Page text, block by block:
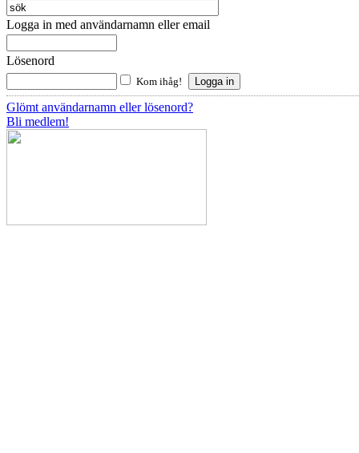
Logga in med användarnamn eller email
Lösenord
Kom ihåg!
Glömt användarnamn eller lösenord?
Bli medlem!